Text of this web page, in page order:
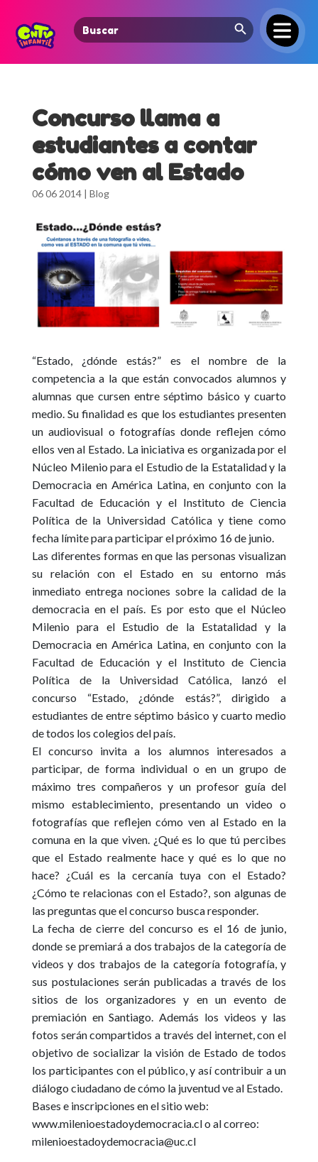
Search
for:
Search Button
Concurso llama a
estudiantes a contar
cómo ven al Estado
06 06 2014| Blog
“Estado, ¿dónde estás?” es el nombre de la
competencia a la que están convocados alumnos y
alumnas que cursen entre séptimo básico y cuarto
medio. Su finalidad es que los estudiantes presenten
un audiovisual o fotografías donde reflejen cómo
ellos ven al Estado. La iniciativa es organizada por el
Núcleo Milenio para el Estudio de la Estatalidad y la
Democracia en América Latina, en conjunto con la
Facultad de Educacióny el Instituto de Ciencia
Política de la Universidad Católica y tiene como
fecha límite para participar el próximo 16 de junio.
Las diferentes formas en que las personas visualizan
su relación con el Estado en su entorno más
inmediato entrega nociones sobre la calidad de la
democracia en el país. Es por esto que el Núcleo
Milenio para el Estudio de la Estatalidad y la
Democracia en América Latina, en conjunto con la
Facultad de Educación y el Instituto de Ciencia
Política de la Universidad Católica, lanzó el
concurso “Estado, ¿dónde estás?”, dirigido a
estudiantes de entre séptimo básico y cuarto medio
de todos los colegios del país.
El concurso invita a los alumnos interesados a
participar, de forma individual o en un grupo de
máximo tres compañeros y un profesor guía del
mismo establecimiento, presentando un video o
fotografías que reflejen cómo ven al Estado en la
comuna en la que viven. ¿Qué es lo que tú percibes
que el Estado realmente hace y qué es lo que no
hace? ¿Cuál es la cercanía tuya con el Estado?
¿Cómo te relacionas con el Estado?, son algunas de
las preguntas que el concurso busca responder.
La fecha de cierre del concurso es el 16 de junio,
donde se premiará a dos trabajos de la categoría de
videos y dos trabajos de la categoría fotografía, y
sus postulaciones serán publicadas a través de los
sitios de los organizadores y en un evento de
premiación en Santiago. Además los videos y las
fotos serán compartidos a través del internet, con el
objetivo de socializar la visión de Estado de todos
los participantes con el público, y así contribuir a un
diálogo ciudadano de cómo la juventud ve al Estado.
Bases e inscripciones en el sitio web:
www.milenioestadoydemocracia.cl o al correo:
milenioestadoydemocracia@uc.cl